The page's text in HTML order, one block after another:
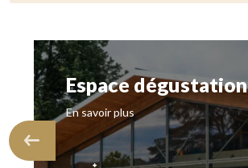
Espace dégustation
En savoir plus